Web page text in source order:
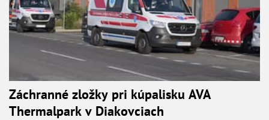
Záchranné zložky pri kúpalisku AVA
Thermalpark v Diakovciach